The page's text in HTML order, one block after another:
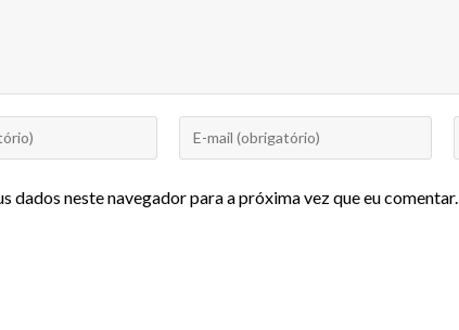
dados neste navegador para a próxima vez que eu comentar.